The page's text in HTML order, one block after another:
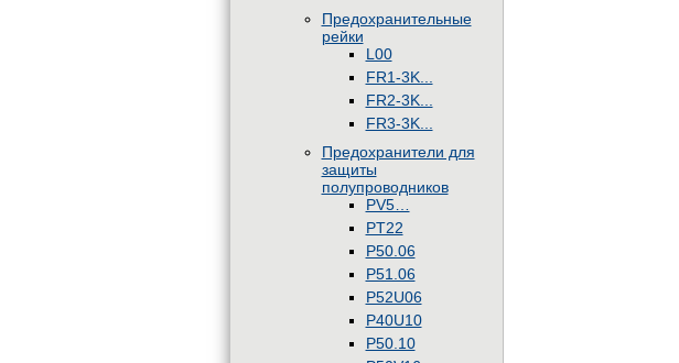
Предохранительные
рейки
L00
FR1-3K...
FR2-3K...
FR3-3K...
Предохранители для
защиты
полупроводников
PV5…
PT22
P50.06
P51.06
P52U06
P40U10
P50.10